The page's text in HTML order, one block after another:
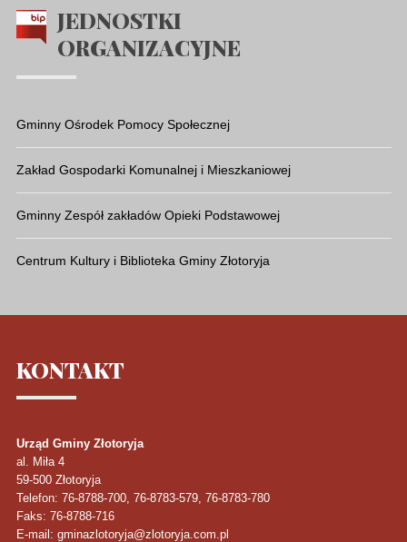
JEDNOSTKI
ORGANIZACYJNE
Gminny Ośrodek Pomocy Społecznej
Zakład Gospodarki Komunalnej i Mieszkaniowej
Gminny Zespół zakładów Opieki Podstawowej
Centrum Kultury i Biblioteka Gminy Złotoryja
KONTAKT
Urząd Gminy Złotoryja
al. Miła 4
59-500 Złotoryja
Telefon: 76-8788-700, 76-8783-579, 76-8783-780
Faks: 76-8788-716
E-mail: gminazlotoryja@zlotoryja.com.pl